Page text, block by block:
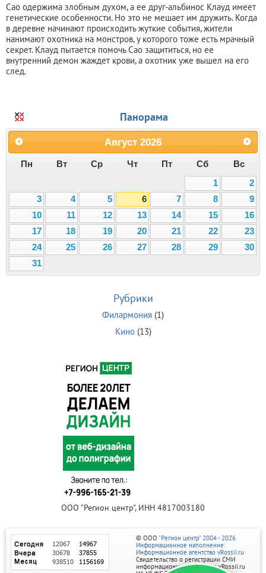
Сао одержима злобным духом, а ее друг-альбинос Клауд имеет
генетические особенности. Но это не мешает им дружить. Когда
в деревне начинают происходить жуткие события, жители
нанимают охотника на монстров, у которого тоже есть мрачный
секрет. Клауд пытается помочь Сао защититься, но ее
внутренний демон жаждет крови, а охотник уже вышел на его
след.
Панорама
Август 2026
Пн Вт Ср Чт Пт Сб
Вс
1
2
3
4 5 6 7 8
9
10
11 12 13 14 15
16
17
18 19 20 21 22
23
24
25 26 27 28 29
30
31
Рубрики
Филармония (1)
Кино(13)
ООО "Регион центр", ИНН 4817003180
© ООО "Регион центр" 2004 - 2026
Информационное наполнение:
Информационное агентство vRossii.ru
Свидетельство о регистрации СМИ
информационного агентства vRossii.ru